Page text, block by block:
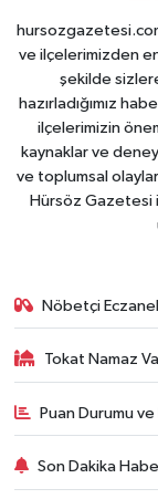
ve ilçelerimizden
şekilde
hazırladığımız
ilçelerimizin
kaynaklar ve
ve toplumsal
Hürsöz Gazetesi
Nöbetçi
Tokat Namaz
Puan Durumu
Son Dakika